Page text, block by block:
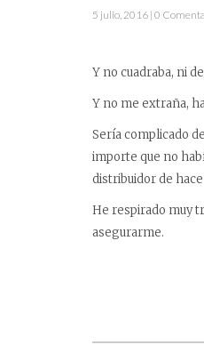
5 julio, 2016 | 0
Y no cuadraba, ni
Y no me extraña,
Sería complicado
importe que no
distribuidor de
He respirado muy
asegurarme.